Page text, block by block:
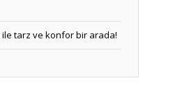
ile tarz ve konfor bir arada!